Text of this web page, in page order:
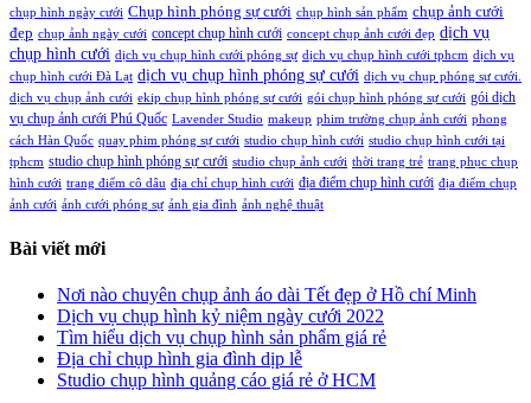
chụp hình ngày cưới Chụp hình phóng sự cưới chụp hình sản phẩm chụp ảnh cưới
đẹp chụp ảnh ngày cưới concept chụp hình cưới concept chụp ảnh cưới đẹp dịch vụ
chụp hình cưới dịch vụ chụp hình cưới phóng sự dịch vụ chụp hình cưới tphcm dịch vụ
chụp hình cưới Đà Lạt dịch vụ chụp hình phóng sự cưới dịch vụ chụp phóng sự cưới.
dịch vụ chụp ảnh cưới ekip chụp hình phóng sự cưới gói chụp hình phóng sự cưới gói dịch
vụ chụp ảnh cưới Phú Quốc Lavender Studio makeup phim trường chụp ảnh cưới phong
cách Hàn Quốc quay phim phóng sự cưới studio chụp hình cưới studio chụp hình cưới tại
tphcm studio chụp hình phóng sự cưới studio chụp ảnh cưới thời trang trẻ trang phục chụp
hình cưới trang điểm cô dâu địa chỉ chụp hình cưới địa điểm chụp hình cưới địa điểm chụp
ảnh cưới ảnh cưới phóng sự ảnh gia đình ảnh nghệ thuật
Bài viết mới
Nơi nào chuyên chụp ảnh áo dài Tết đẹp ở Hồ chí Minh
Dịch vụ chụp hình kỷ niệm ngày cưới 2022
Tìm hiểu dịch vụ chụp hình sản phẩm giá rẻ
Địa chỉ chụp hình gia đình dịp lễ
Studio chụp hình quảng cáo giá rẻ ở HCM